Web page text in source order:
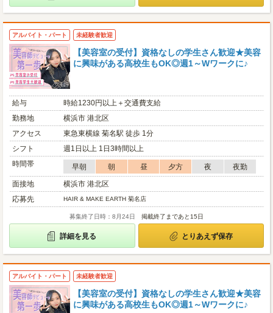
アルバイト・パート 未経験者歓迎
【美容室の受付】資格なしの学生さん歓迎★美容
に興味がある高校生もOK◎週1～Wワークに♪
給与
時給1230円以上＋交通費支給
勤務地
横浜市 港北区
アクセス
東急東横線 菊名駅 徒歩 1分
シフト
週1日以上 1日3時間以上
時間帯
早朝 朝 昼 夕方 夜
夜勤
面接地
横浜市 港北区
応募先
HAIR & MAKE EARTH 菊名店
募集終了日時：8月24日 掲載終了まであと15日
詳細を見る とりあえず保存
アルバイト・パート 未経験者歓迎
【美容室の受付】資格なしの学生さん歓迎★美容
に興味がある高校生もOK◎週1～Wワークに♪